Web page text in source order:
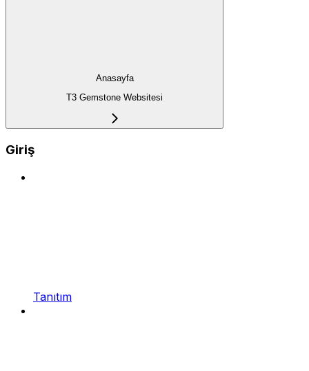
Anasayfa
T3 Gemstone Websitesi
Giriş
Tanıtım